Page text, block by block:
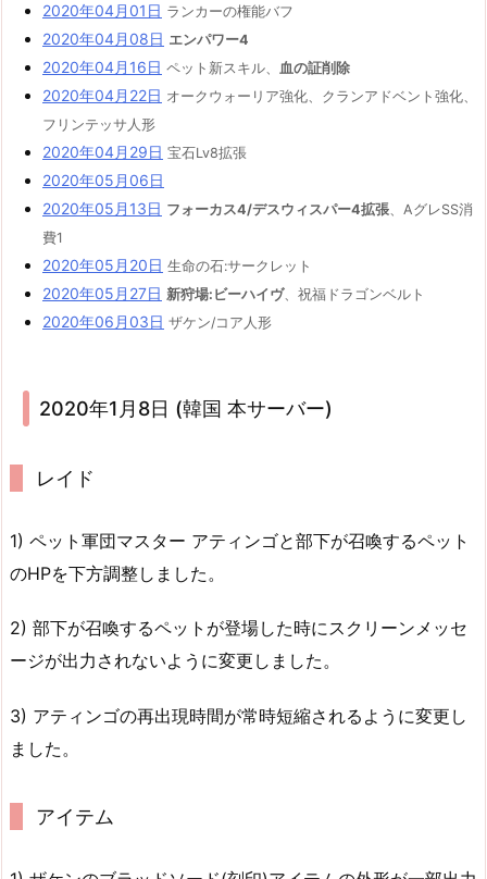
2020年04月01日 ランカーの権能バフ
2020年04月08日 エンパワー4
2020年04月16日 ペット新スキル、 血の証削除
2020年04月22日 オークウォーリア強化、クランアドベント強化、
フリンテッサ人形
2020年04月29日 宝石Lv8拡張
2020年05月06日
2020年05月13日 フォーカス4/デスウィスパー4拡張、AグレSS消
費1
2020年05月20日 生命の石:サークレット
2020年05月27日 新狩場:ビーハイヴ、祝福ドラゴンベルト
2020年06月03日 ザケン/コア人形
2020年1月8日 (韓国 本サーバー)
レイド
1) ペット軍団マスター アティンゴと部下が召喚するペット
のHPを下方調整しました。
2) 部下が召喚するペットが登場した時にスクリーンメッセ
ージが出力されないように変更しました。
3) アティンゴの再出現時間が常時短縮されるように変更し
ました。
アイテム